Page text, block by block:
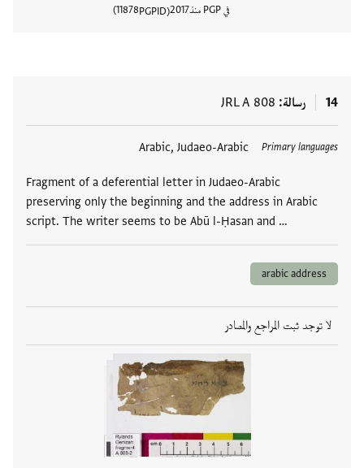
في PGP منذ 2017
PGPID
11878
14 رسالة JRL A 808
Primary languages
Arabic, Judaeo-Arabic
Fragment of a deferential letter in Judaeo-Arabic
preserving only the beginning and the address in Arabic
script. The writer seems to be Abū l-Ḥasan and …
العلامات
arabic address
لا توجد ثبت المراجع والمصادر